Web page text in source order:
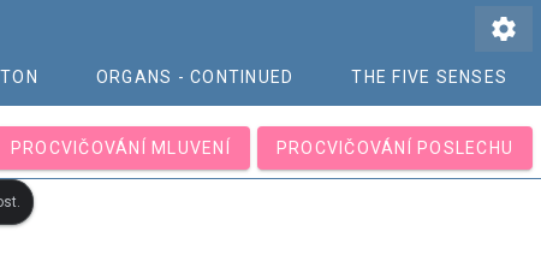
settings
ORGANS - CONTINUED THE FIVE SENSES
PROCVIČOVÁNÍ MLUVENÍ PROCVIČOVÁNÍ POSLECHU